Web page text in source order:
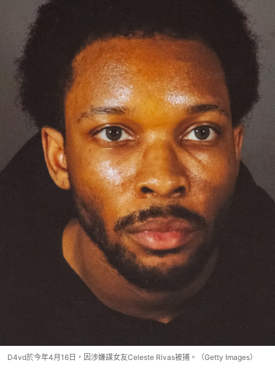
D4vd於今年4月16日，因涉嫌謀女友Celeste Rivas被捕。（Getty Images）